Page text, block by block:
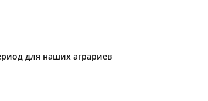
для наших аграриев